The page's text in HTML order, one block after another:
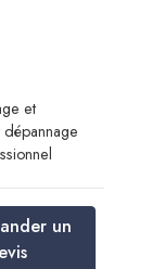
et
dépannage
un